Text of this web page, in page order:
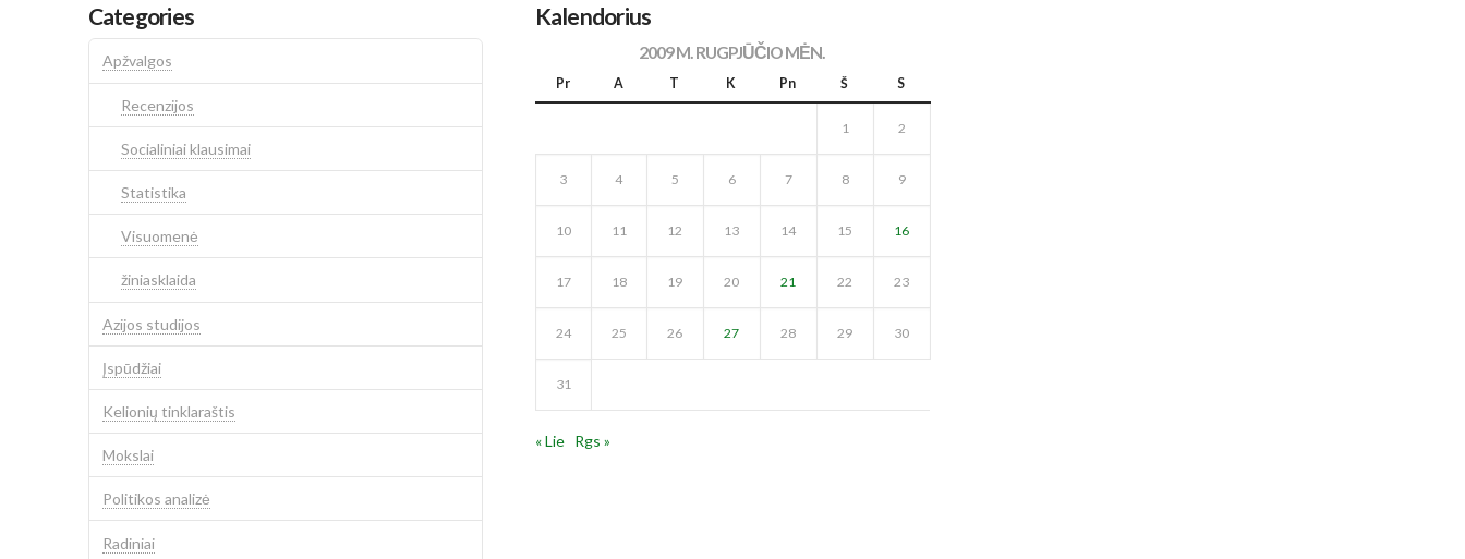
Categories
Apžvalgos
Recenzijos
Socialiniai klausimai
Statistika
Visuomenė
žiniasklaida
Azijos studijos
Įspūdžiai
Kelionių tinklaraštis
Mokslai
Politikos analizė
Radiniai
Kalendorius
2009 M. RUGPJŪČIO MĖN.
Pr A T K Pn Š S
1 2
3 4 5 6 7 8 9
10 11 12 13 14 15 16
17 18 19 20 21 22 23
24 25 26 27 28 29 30
31
« Lie Rgs »